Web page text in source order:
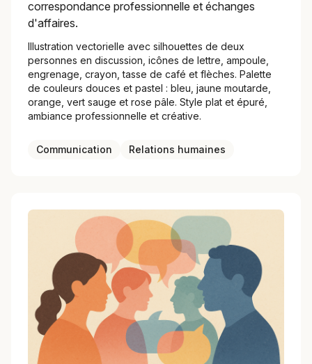
correspondance professionnelle et échanges
d'affaires.
Illustration vectorielle avec silhouettes de deux
personnes en discussion, icônes de lettre, ampoule,
engrenage, crayon, tasse de café et flèches. Palette
de couleurs douces et pastel : bleu, jaune moutarde,
orange, vert sauge et rose pâle. Style plat et épuré,
ambiance professionnelle et créative.
Communication Relations humaines